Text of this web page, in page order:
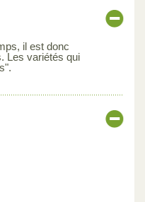
il est donc
Les variétés qui